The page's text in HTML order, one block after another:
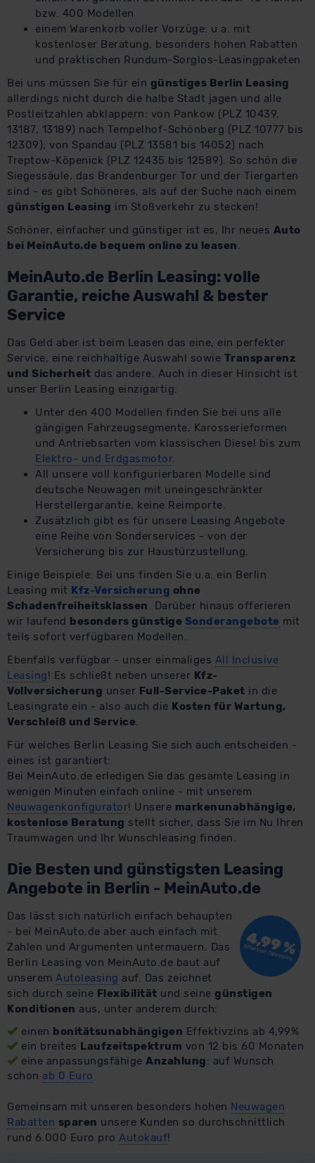
bzw. 400 Modellen
einem Warenkorb voller Vorzüge: u.a. mit
kostenloser Beratung, besonders hohen Rabatten
und praktischen Rundum-Sorglos-Leasingpaketen
Bei uns müssen Sie für ein günstiges Berlin Leasing
allerdings nicht durch die halbe Stadt jagen und alle
Postleitzahlen abklappern: von Pankow (PLZ 10439,
13187, 13189) nach Tempelhof-Schönberg (PLZ 10777 bis
12309); von Spandau (PLZ 13581 bis 14052) nach
Treptow-Köpenick (PLZ 12435 bis 12589). So schön die
Siegessäule, das Brandenburger Tor und der Tiergarten
sind - es gibt Schöneres, als auf der Suche nach einem
günstigen Leasing im Stoßverkehr zu stecken!
Schöner, einfacher und günstiger ist es, Ihr neues Auto
bei MeinAuto.de bequem online zu leasen.
MeinAuto.de Berlin Leasing: volle
Garantie, reiche Auswahl & bester
Service
Das Geld aber ist beim Leasen das eine, ein perfekter
Service, eine reichhaltige Auswahl sowie Transparenz
und Sicherheit das andere. Auch in dieser Hinsicht ist
unser Berlin Leasing einzigartig:
Unter den 400 Modellen finden Sie bei uns alle
gängigen Fahrzeugsegmente, Karosserieformen
und Antriebsarten vom klassischen Diesel bis zum
Elektro- und Erdgasmotor.
All unsere voll konfigurierbaren Modelle sind
deutsche Neuwagen mit uneingeschränkter
Herstellergarantie, keine Reimporte.
Zusätzlich gibt es für unsere Leasing Angebote
eine Reihe von Sonderservices - von der
Versicherung bis zur Haustürzustellung.
Einige Beispiele: Bei uns finden Sie u.a. ein Berlin
Leasing mit Kfz-Versicherung ohne
Schadenfreiheitsklassen. Darüber hinaus offerieren
wir laufend besonders günstige Sonderangebote mit
teils sofort verfügbaren Modellen.
Ebenfalls verfügbar - unser einmaliges All Inclusive
Leasing! Es schließt neben unserer Kfz-
Vollversicherung unser Full-Service-Paket in die
Leasingrate ein - also auch die Kosten für Wartung,
Verschleiß und Service.
Für welches Berlin Leasing Sie sich auch entscheiden -
eines ist garantiert:
Bei MeinAuto.de erledigen Sie das gesamte Leasing in
wenigen Minuten einfach online - mit unserem
Neuwagenkonfigurator! Unsere markenunabhängige,
kostenlose Beratung stellt sicher, dass Sie im Nu Ihren
Traumwagen und Ihr Wunschleasing finden.
Die Besten und günstigsten Leasing
Angebote in Berlin - MeinAuto.de
Das lässt sich natürlich einfach behaupten
- bei MeinAuto.de aber auch einfach mit
Zahlen und Argumenten untermauern. Das
Berlin Leasing von MeinAuto.de baut auf
unserem Autoleasing auf. Das zeichnet
sich durch seine Flexibilität und seine günstigen
Konditionen aus, unter anderem durch:
einen bonitätsunabhängigen Effektivzins ab 4,99%
ein breites Laufzeitspektrum von 12 bis 60 Monaten
eine anpassungsfähige Anzahlung: auf Wunsch
schon ab 0 Euro
Gemeinsam mit unseren besonders hohen Neuwagen
Rabatten sparen unsere Kunden so durchschnittlich
rund 6.000 Euro pro Autokauf!